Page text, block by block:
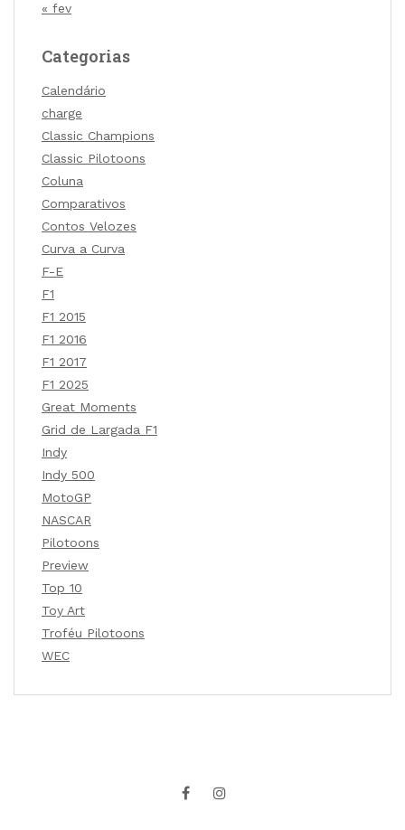
« fev
Categorias
Calendário
charge
Classic Champions
Classic Pilotoons
Coluna
Comparativos
Contos Velozes
Curva a Curva
F-E
F1
F1 2015
F1 2016
F1 2017
F1 2025
Great Moments
Grid de Largada F1
Indy
Indy 500
MotoGP
NASCAR
Pilotoons
Preview
Top 10
Toy Art
Troféu Pilotoons
WEC